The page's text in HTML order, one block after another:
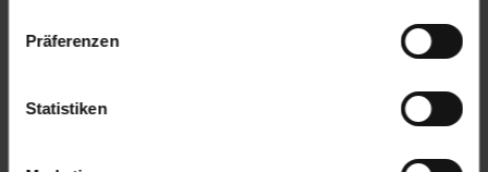
Präferenzen
Statistiken